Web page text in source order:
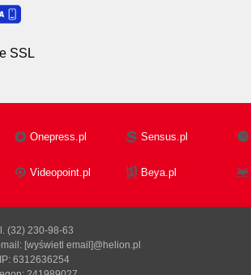
SSL
Onepress.pl Sensus.pl
Videopoint.pl Beya.pl
(32) 230-98-63
[wyświetl email]@helion.pl
6312636254